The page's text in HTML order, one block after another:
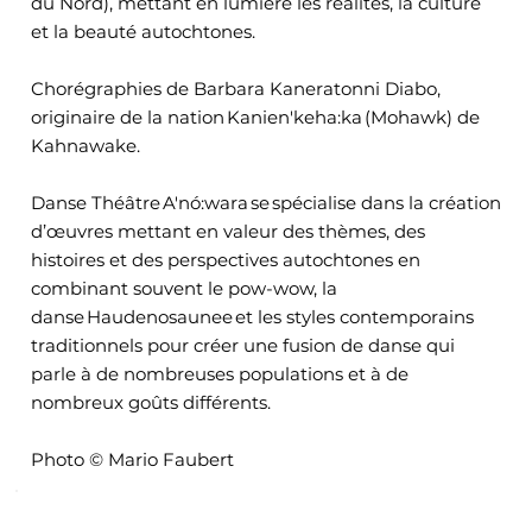
et la beauté autochtones.
Chorégraphies de Barbara Kaneratonni Diabo,
originaire de la nation Kanien'keha:ka (Mohawk) de
Kahnawake.
Danse Théâtre A'nó:wara se spécialise dans la création
d’œuvres mettant en valeur des thèmes, des
histoires et des perspectives autochtones en
combinant souvent le pow-wow, la
danse Haudenosaunee et les styles contemporains
traditionnels pour créer une fusion de danse qui
parle à de nombreuses populations et à de
nombreux goûts différents.
Photo © Mario Faubert